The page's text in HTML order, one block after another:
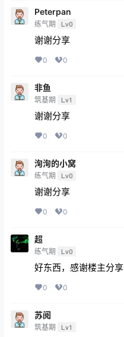
Peterpan
练气期 Lv0
谢谢分享
0 0
非鱼
筑基期 Lv1
谢谢分享
0 0
洵洵的小窝
练气期 Lv0
谢谢分享
0 0
超
练气期 Lv0
好东西，感谢楼主分享
0 0
苏阅
筑基期 Lv1